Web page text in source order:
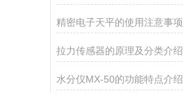
精密电子天平的使用注意事项
拉力传感器的原理及分类介绍
水分仪MX-50的功能特点介绍